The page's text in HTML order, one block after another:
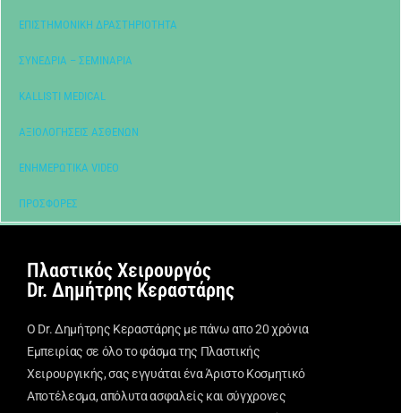
ΕΠΙΣΤΗΜΟΝΙΚΉ ΔΡΑΣΤΗΡΙΌΤΗΤΑ
ΣΥΝΈΔΡΙΑ – ΣΕΜΙΝΆΡΙΑ
KALLISTI MEDICAL
ΑΞΙΟΛΟΓΉΣΕΙΣ ΑΣΘΕΝΏΝ
ΕΝΗΜΕΡΩΤΙΚΆ VIDEO
ΠΡΟΣΦΟΡΈΣ
Πλαστικός Χειρουργός
Dr. Δημήτρης Κεραστάρης
Ο Dr. Δημήτρης Κεραστάρης με πάνω απο 20 χρόνια
Εμπειρίας σε όλο το φάσμα της Πλαστικής
Χειρουργικής, σας εγγυάται ένα Άριστο Κοσμητικό
Αποτέλεσμα, απόλυτα ασφαλείς και σύγχρονες